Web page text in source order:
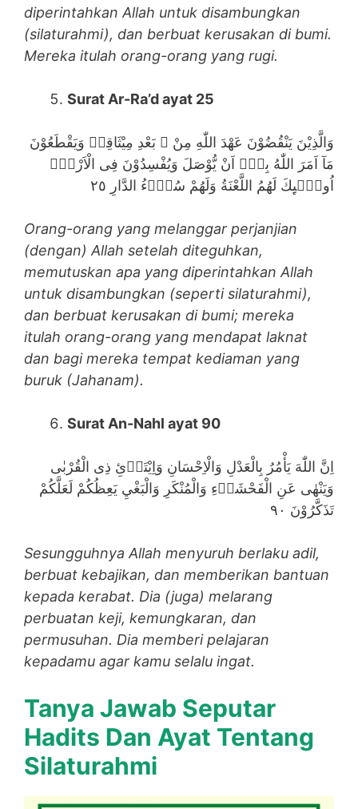
diperintahkan Allah untuk disambungkan
(silaturahmi), dan berbuat kerusakan di bumi.
Mereka itulah orang-orang yang rugi.
Surat Ar-Ra’d ayat 25
وَالَّذِيْنَ يَنْقُضُوْنَ عَهْدَ اللّٰهِ مِنْ ۢ بَعْدِ مِيْثَاقِهٖ وَيَقْطَعُوْنَ
مَآ اَمَرَ اللّٰهُ بِهٖٓ اَنْ يُّوْصَلَ وَيُفْسِدُوْنَ فِى الْاَرْضِۙ
اُولٰۤىِٕكَ لَهُمُ اللَّعْنَةُ وَلَهُمْ سُوْۤءُ الدَّارِ ٢٥
Orang-orang yang melanggar perjanjian
(dengan) Allah setelah diteguhkan,
memutuskan apa yang diperintahkan Allah
untuk disambungkan (seperti silaturahmi),
dan berbuat kerusakan di bumi; mereka
itulah orang-orang yang mendapat laknat
dan bagi mereka tempat kediaman yang
buruk (Jahanam).
Surat An-Nahl ayat 90
اِنَّ اللّٰهَ يَأْمُرُ بِالْعَدْلِ وَالْاِحْسَانِ وَاِيْتَاۤئِ ذِى الْقُرْبٰى
وَيَنْهٰى عَنِ الْفَحْشَاۤءِ وَالْمُنْكَرِ وَالْبَغْيِ يَعِظُكُمْ لَعَلَّكُمْ
تَذَكَّرُوْنَ ٩٠
Sesungguhnya Allah menyuruh berlaku adil,
berbuat kebajikan, dan memberikan bantuan
kepada kerabat. Dia (juga) melarang
perbuatan keji, kemungkaran, dan
permusuhan. Dia memberi pelajaran
kepadamu agar kamu selalu ingat.
Tanya Jawab Seputar
Hadits Dan Ayat Tentang
Silaturahmi